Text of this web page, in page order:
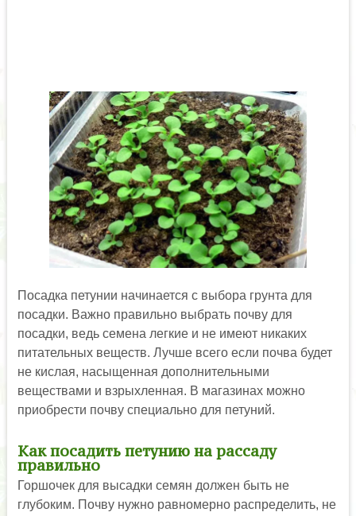
Посадка петунии начинается с выбора грунта для
посадки. Важно правильно выбрать почву для
посадки, ведь семена легкие и не имеют никаких
питательных веществ. Лучше всего если почва будет
не кислая, насыщенная дополнительными
веществами и взрыхленная. В магазинах можно
приобрести почву специально для петуний.
Как посадить петунию на рассаду
правильно
Горшочек для высадки семян должен быть не
глубоким. Почву нужно равномерно распределить, не